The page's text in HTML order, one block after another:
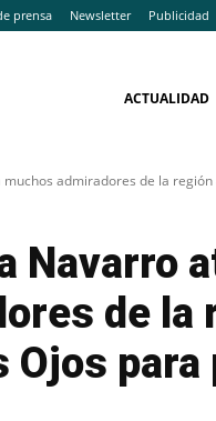
prensa Newsletter Publicidad
ACTUALIDAD
admiradores de la región
Navarro
de la